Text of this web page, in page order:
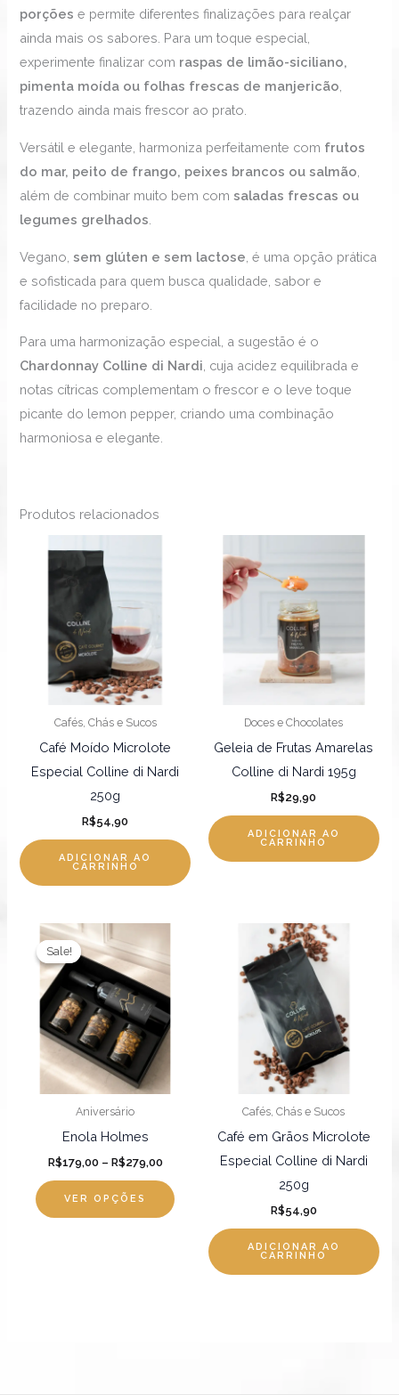
porções e permite diferentes finalizações para realçar
ainda mais os sabores. Para um toque especial,
experimente finalizar com raspas de limão-siciliano,
pimenta moída ou folhas frescas de manjericão,
trazendo ainda mais frescor ao prato.
Versátil e elegante, harmoniza perfeitamente com frutos
do mar, peito de frango, peixes brancos ou salmão
além de combinar muito bem comsaladas frescas ou
legumes grelhados
Vegano,sem glúten e sem lactose , é uma opção prática
e sofisticada para quem busca qualidade, sabor e
facilidade no preparo.
Para uma harmonização especial, a sugestão é o
Chardonnay Colline di Nardi , cuja acidez equilibrada e
notas cítricas complementam o frescor e o leve toque
picante do lemon pepper, criando uma combinação
harmoniosa e elegante.
Produtos relacionados
Cafés, Chás e Sucos
Café Moído Microlote
Especial Colline di Nardi
250g
R$54,90
ADICIONAR AO
CARRINHO
Doces e Chocolates
Geleia de Frutas Amarelas
Colline di Nardi 195g
R$29,90
ADICIONAR AO
CARRINHO
Sale!
Sale!
Aniversário
Enola Holmes
R$179,00 – R$279,00
preço:
R$179,00
através
VER OPÇÕES
página
produto
Cafés, Chás e Sucos
Café em Grãos Microlote
Especial Colline di Nardi
250g
R$54,90
ADICIONAR AO
CARRINHO